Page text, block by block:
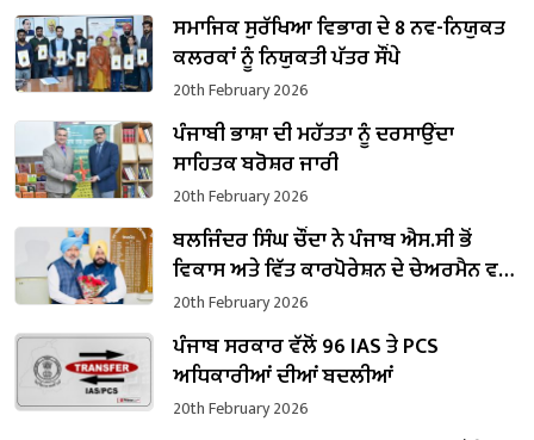
ਸਮਾਜਿਕ ਸੁਰੱਖਿਆ ਵਿਭਾਗ ਦੇ 8 ਨਵ-ਨਿਯੁਕਤ
ਕਲਰਕਾਂ ਨੂੰ ਨਿਯੁਕਤੀ ਪੱਤਰ ਸੌਂਪੇ
20th February 2026
ਪੰਜਾਬੀ ਭਾਸ਼ਾ ਦੀ ਮਹੱਤਤਾ ਨੂੰ ਦਰਸਾਉਂਦਾ
ਸਾਹਿਤਕ ਬਰੋਸ਼ਰ ਜਾਰੀ
20th February 2026
ਬਲਜਿੰਦਰ ਸਿੰਘ ਚੌਂਦਾ ਨੇ ਪੰਜਾਬ ਐਸ.ਸੀ ਭੋਂ
ਵਿਕਾਸ ਅਤੇ ਵਿੱਤ ਕਾਰਪੋਰੇਸ਼ਨ ਦੇ ਚੇਅਰਮੈਨ ਵਜੋਂ
ਸੰਭਾਲਿਆ ਕਾਰਜਭਾਰ
20th February 2026
ਪੰਜਾਬ ਸਰਕਾਰ ਵੱਲੋਂ 96 IAS ਤੇ PCS
ਅਧਿਕਾਰੀਆਂ ਦੀਆਂ ਬਦਲੀਆਂ
20th February 2026